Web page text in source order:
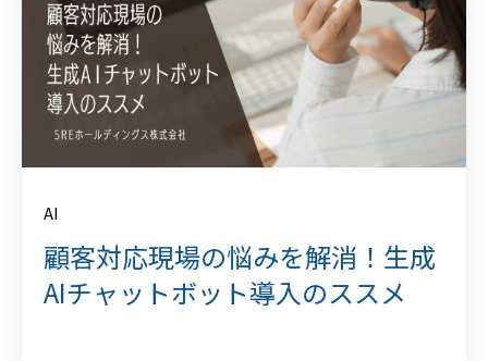
AI
顧客対応現場の悩みを解消！生成
AIチャットボット導入のススメ